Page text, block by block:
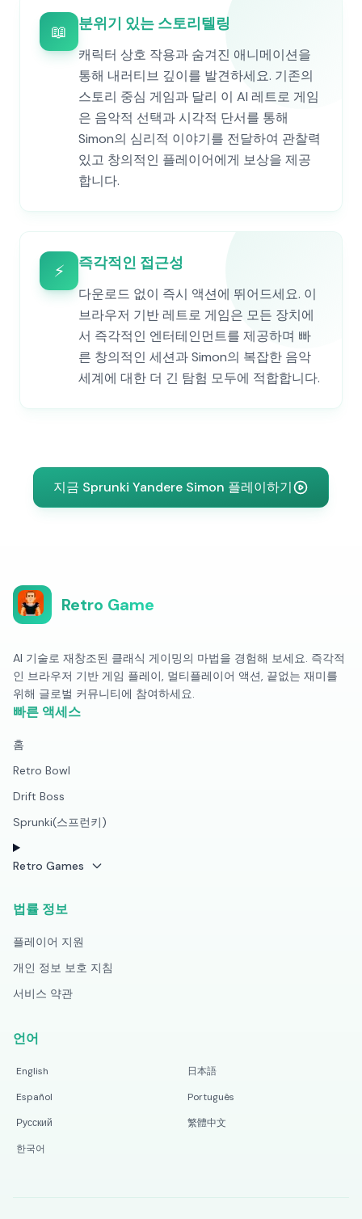
📖 분위기 있는 스토리텔링
캐릭터 상호 작용과 숨겨진 애니메이션을
통해 내러티브 깊이를 발견하세요. 기존의
스토리 중심 게임과 달리 이 AI 레트로 게임
은 음악적 선택과 시각적 단서를 통해
Simon의 심리적 이야기를 전달하여 관찰력
있고 창의적인 플레이어에게 보상을 제공
합니다.
⚡ 즉각적인 접근성
다운로드 없이 즉시 액션에 뛰어드세요. 이
브라우저 기반 레트로 게임은 모든 장치에
서 즉각적인 엔터테인먼트를 제공하며 빠
른 창의적인 세션과 Simon의 복잡한 음악
세계에 대한 더 긴 탐험 모두에 적합합니다.
지금 Sprunki Yandere Simon 플레이하기
Retro Game
AI 기술로 재창조된 클래식 게이밍의 마법을 경험해 보세요. 즉각적
인 브라우저 기반 게임 플레이, 멀티플레이어 액션, 끝없는 재미를
위해 글로벌 커뮤니티에 참여하세요.
빠른 액세스
홈
Retro Bowl
Drift Boss
Sprunki(스프런키)
Retro Games
법률 정보
플레이어 지원
개인 정보 보호 지침
서비스 약관
언어
English
日本語
Español
Português
Русский
繁體中文
한국어